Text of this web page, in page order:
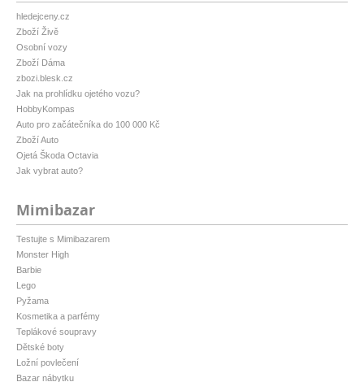
hledejceny.cz
Zboží Živě
Osobní vozy
Zboží Dáma
zbozi.blesk.cz
Jak na prohlídku ojetého vozu?
HobbyKompas
Auto pro začátečníka do 100 000 Kč
Zboží Auto
Ojetá Škoda Octavia
Jak vybrat auto?
Mimibazar
Testujte s Mimibazarem
Monster High
Barbie
Lego
Pyžama
Kosmetika a parfémy
Teplákové soupravy
Dětské boty
Ložní povlečení
Bazar nábytku